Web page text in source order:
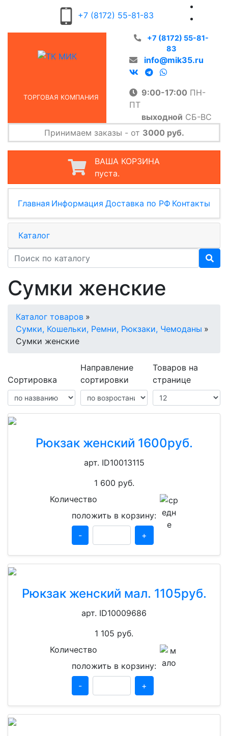
+7 (8172) 55-81-83
ТОРГОВАЯ КОМПАНИЯ
Принимаем заказы - от 3000 руб.
+7 (8172) 55-81-
83
info@mik35.ru
9:00-17:00 ПН-
ПТ
выходной СБ-ВС
ВАША КОРЗИНА
пуста.
Главная Информация Доставка по РФ Контакты
Каталог
Сумки женские
Каталог товаров »
Сумки, Кошельки, Ремни, Рюкзаки, Чемоданы »
Сумки женские
Сортировка
Направление
сортировки
Товаров на
странице
Рюкзак женский 1600руб.
арт. ID10013115
1 600 руб.
Количество
положить в корзину:
-
+
Рюкзак женский мал. 1105руб.
арт. ID10009686
1 105 руб.
Количество
положить в корзину:
-
+